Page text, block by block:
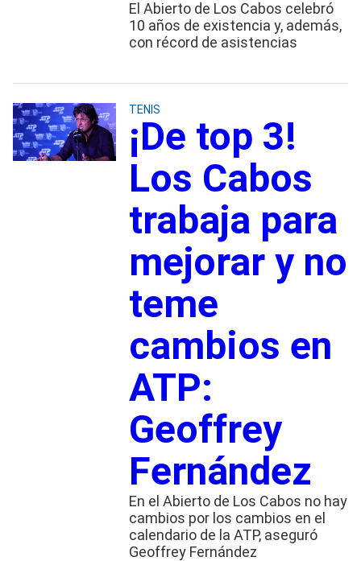
El Abierto de Los Cabos celebró
10 años de existencia y, además,
con récord de asistencias
TENIS
¡De top 3!
Los Cabos
trabaja para
mejorar y no
teme
cambios en
ATP:
Geoffrey
Fernández
En el Abierto de Los Cabos no hay
cambios por los cambios en el
calendario de la ATP, aseguró
Geoffrey Fernández